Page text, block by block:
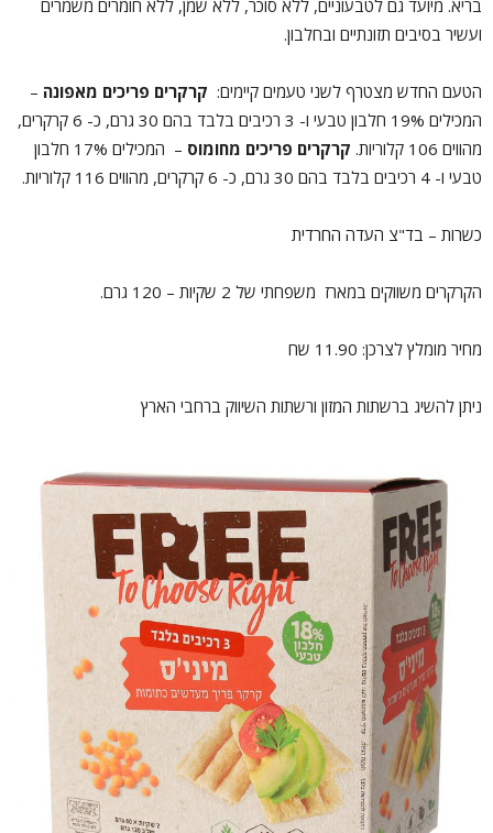
בריא. מיועד גם לטבעוניים, ללא סוכר, ללא שמן, ללא חומרים משמרים
ועשיר בסיבים תזונתיים ובחלבון.
הטעם החדש מצטרף לשני טעמים קיימים: קרקרים פריכים מאפונה –
המכילים 19% חלבון טבעי ו- 3 רכיבים בלבד בהם 30 גרם, כ- 6 קרקרים,
מהווים 106 קלוריות.
קרקרים פריכים מחומוס
– המכילים 17% חלבון
טבעי ו- 4 רכיבים בלבד בהם 30 גרם, כ- 6 קרקרים, מהווים 116 קלוריות.
כשרות – בד"צ העדה החרדית
הקרקרים משווקים במארז משפחתי של 2 שקיות – 120 גרם.
מחיר מומלץ לצרכן: 11.90 שח
ניתן להשיג ברשתות המזון ורשתות השיווק ברחבי הארץ